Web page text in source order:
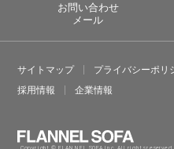
お問い合わせ
メール
サイトマップ プライバシーポリ
採⽤情報
企業情報